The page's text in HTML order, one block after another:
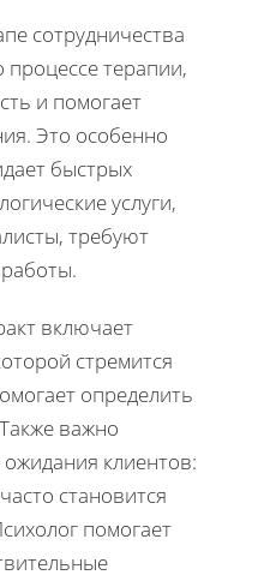
сотрудничества
терапии,
и помогает
Это особенно
быстрых
услуги,
требуют
включает
стремится
определить
важно
клиентов:
становится
помогает